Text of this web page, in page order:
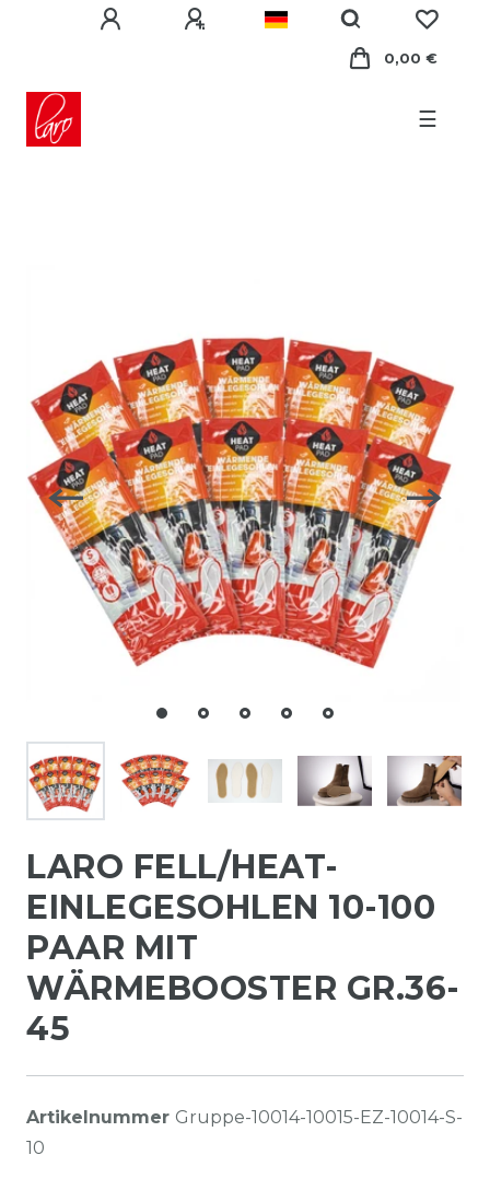
0,00 €
☰
LARO FELL/HEAT-
EINLEGESOHLEN 10-100
PAAR MIT
WÄRMEBOOSTER GR.36-
45
Artikelnummer Gruppe-10014-10015-EZ-10014-S-
10